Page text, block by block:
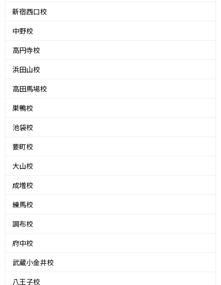
新宿西口校
中野校
高円寺校
浜田山校
高田馬場校
巣鴨校
池袋校
要町校
大山校
成増校
練馬校
調布校
府中校
武蔵小金井校
八王子校